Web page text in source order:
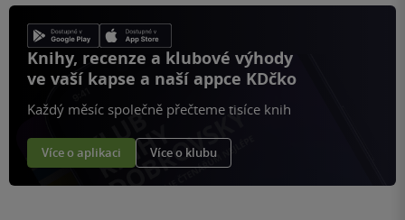
Knihy, recenze a klubové výhody
ve vaší kapse a naší appce KDčko
Každý měsíc společně přečteme tisíce knih
Více o aplikaci Více o klubu